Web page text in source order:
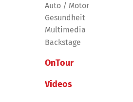
Auto / Motor
Gesundheit
Multimedia
Backstage
OnTour
Videos